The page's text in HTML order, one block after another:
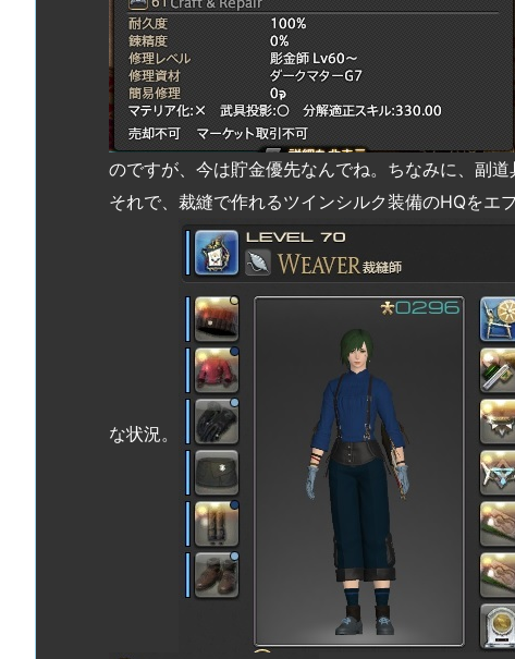
のですが、今は貯金優先なんでね。ちなみに、副道
それで、裁縫で作れるツインシルク装備のHQをエ
な状況。